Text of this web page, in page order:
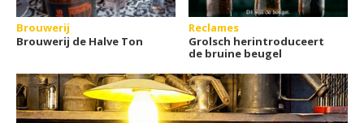
Brouwerij
Brouwerij de Halve Ton
Reclames
Grolsch herintroduceert
de bruine beugel